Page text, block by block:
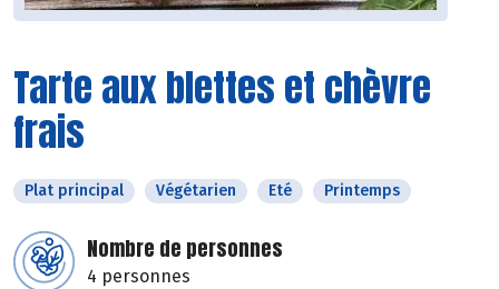
Tarte aux blettes et chèvre
frais
Plat principal Végétarien Eté Printemps
Nombre de personnes
4 personnes